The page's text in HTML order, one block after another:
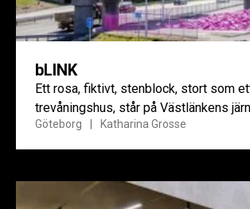
bLINK
Ett rosa, fiktivt, stenblock, stort som
trevåningshus, står på Västlänkens
Olskroken i Göteborg.
Göteborg Katharina Grosse